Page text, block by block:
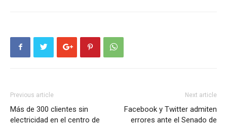
Previous article
Más de 300 clientes sin
electricidad en el centro de
Next article
Facebook y Twitter admiten
errores ante el Senado de